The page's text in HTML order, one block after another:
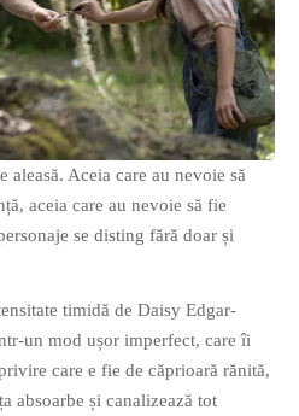
aleasă. Aceia care au nevoie să
aceia care au nevoie să fie
se disting fără doar și
timidă de Daisy Edgar-
un mod ușor imperfect, care îi
care e fie de căprioară rănită,
absoarbe și canalizează tot